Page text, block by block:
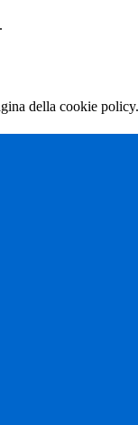
della cookie policy.